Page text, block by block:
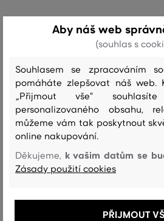
Sezóna: SS24 Kód produktu
podšívka
BAVLNA
100 %
vrchní materiál
HOVĚZÍ KŮŽE
Aby náš web
(souhlas s
Souhlasem se zpracováním
pomáháte zlepšovat náš web.
„Přijmout vše"
personalizovaného obsahu,
můžeme vám tak poskytnout
online nakupování.
Děkujeme, k vašim datům se
Zásady použití cookies
PŘIJMOUT